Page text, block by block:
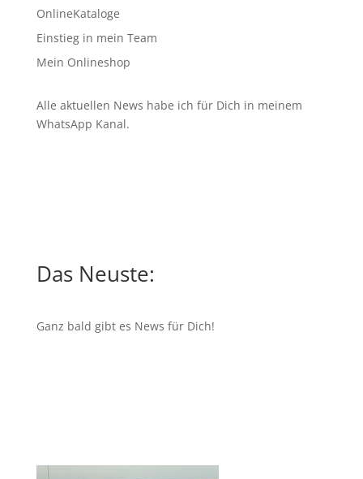
OnlineKataloge
Einstieg in mein Team
Mein Onlineshop
Alle aktuellen News habe ich für Dich in meinem
WhatsApp Kanal.
Das Neuste:
Ganz bald gibt es News für Dich!